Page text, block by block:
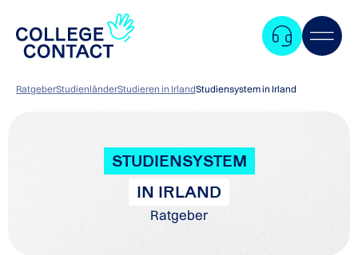
RatgeberStudienländerStudieren in IrlandStudiensystem in Irland
STUDIENSYSTEM
IN IRLAND
Ratgeber